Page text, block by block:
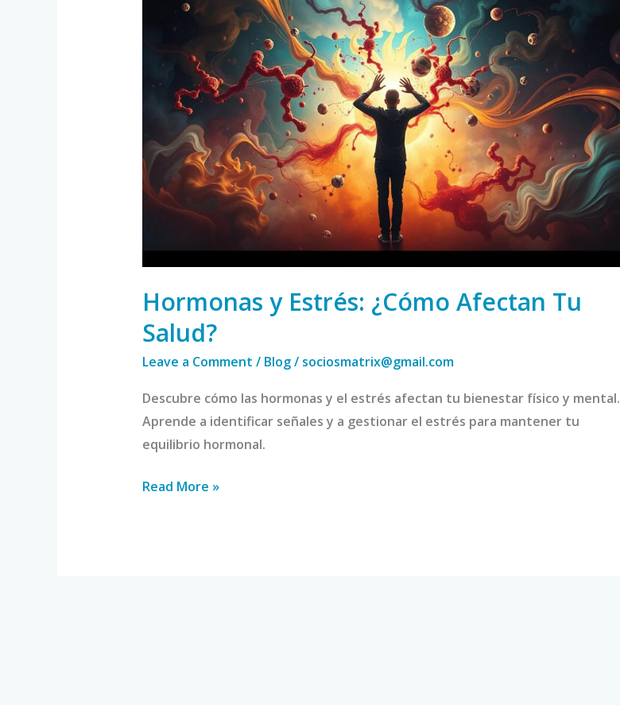
Hormonas y Estrés: ¿Cómo Afectan Tu
Salud?
Leave a Comment / Blog/ sociosmatrix@gmail.com
Descubre cómo las hormonas y el estrés afectan tu bienestar físico y mental.
Aprende a identificar señales y a gestionar el estrés para mantener tu
equilibrio hormonal.
¿Cómo
Afectan
Salud?
Read More »